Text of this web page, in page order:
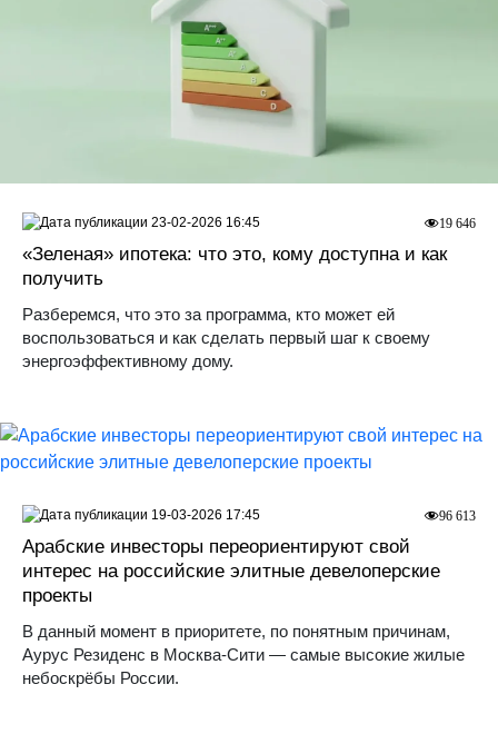
«Зеленая» ипотека: что это, кому доступна и как
получить
Разберемся, что это за программа, кто может ей
воспользоваться и как сделать первый шаг к своему
энергоэффективному дому.
19 646
23-02-2026 16:45
Арабские инвесторы переориентируют свой
интерес на российские элитные девелоперские
проекты
В данный момент в приоритете, по понятным причинам,
Аурус Резиденс в Москва-Сити — самые высокие жилые
небоскрёбы России.
96 613
19-03-2026 17:45